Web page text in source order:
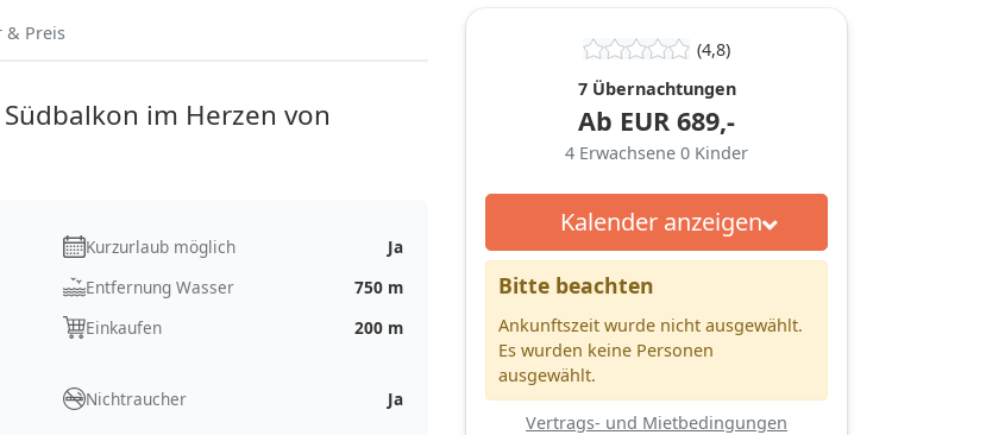
& Preis
im Herzen von
Kurzurlaub möglich
Ja
Entfernung Wasser
750 m
Einkaufen
200 m
Nichtraucher Ja
(4,8)
7 Übernachtungen
Ab EUR 689,-
4 Erwachsene 0 Kinder
Kalender anzeigen
Bitte beachten
Ankunftszeit wurde nicht ausgewählt.
Es wurden keine Personen
ausgewählt.
Vertrags- und Mietbedingungen